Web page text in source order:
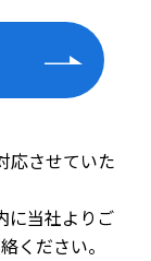
応させていた
に当社よりご
ください。